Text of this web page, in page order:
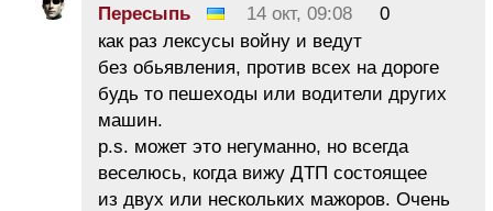
Пересыпь 14 окт, 09:08
0
как раз лексусы войну и ведут
без обьявления, против всех на дороге
будь то пешеходы или водители других
машин.
p.s. может это негуманно, но всегда
веселюсь, когда вижу ДТП состоящее
из двух или нескольких мажоров. Очень